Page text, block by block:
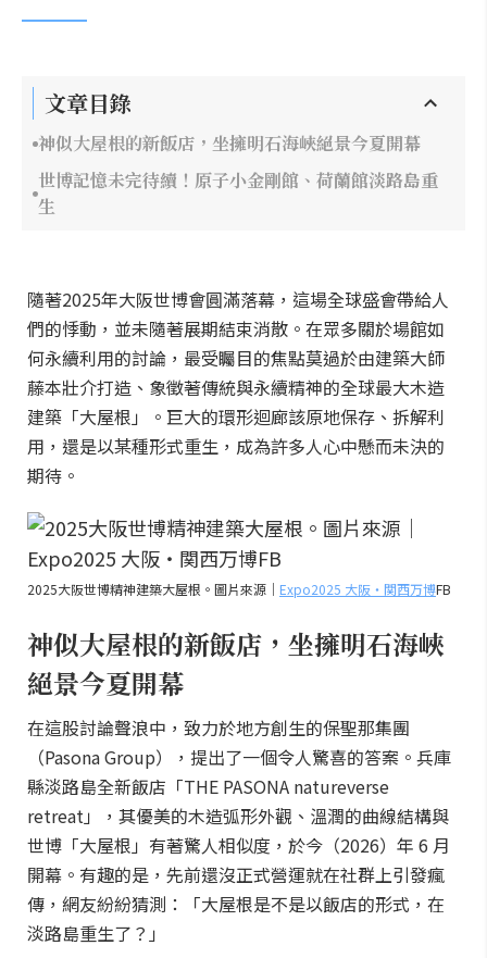
文章目錄
神似大屋根的新飯店，坐擁明石海峽絕景今夏開幕
世博記憶未完待續！原子小金剛館、荷蘭館淡路島重
生
隨著2025年大阪世博會圓滿落幕，這場全球盛會帶給人
們的悸動，並未隨著展期結束消散。在眾多關於場館如
何永續利用的討論，最受矚目的焦點莫過於由建築大師
藤本壯介打造、象徵著傳統與永續精神的全球最大木造
建築「大屋根」。巨大的環形迴廊該原地保存、拆解利
用，還是以某種形式重生，成為許多人心中懸而未決的
期待。
2025大阪世博精神建築大屋根。圖片來源｜ Expo2025 大阪・関西万博FB
神似大屋根的新飯店，坐擁明石海峽
絕景今夏開幕
在這股討論聲浪中，致力於地方創生的保聖那集團
（Pasona Group），提出了一個令人驚喜的答案。兵庫
縣淡路島全新飯店「THE PASONA natureverse
retreat」，其優美的木造弧形外觀、溫潤的曲線結構與
世博「大屋根」有著驚人相似度，於今（2026）年 6 月
開幕。有趣的是，先前還沒正式營運就在社群上引發瘋
傳，網友紛紛猜測：「大屋根是不是以飯店的形式，在
淡路島重生了？」